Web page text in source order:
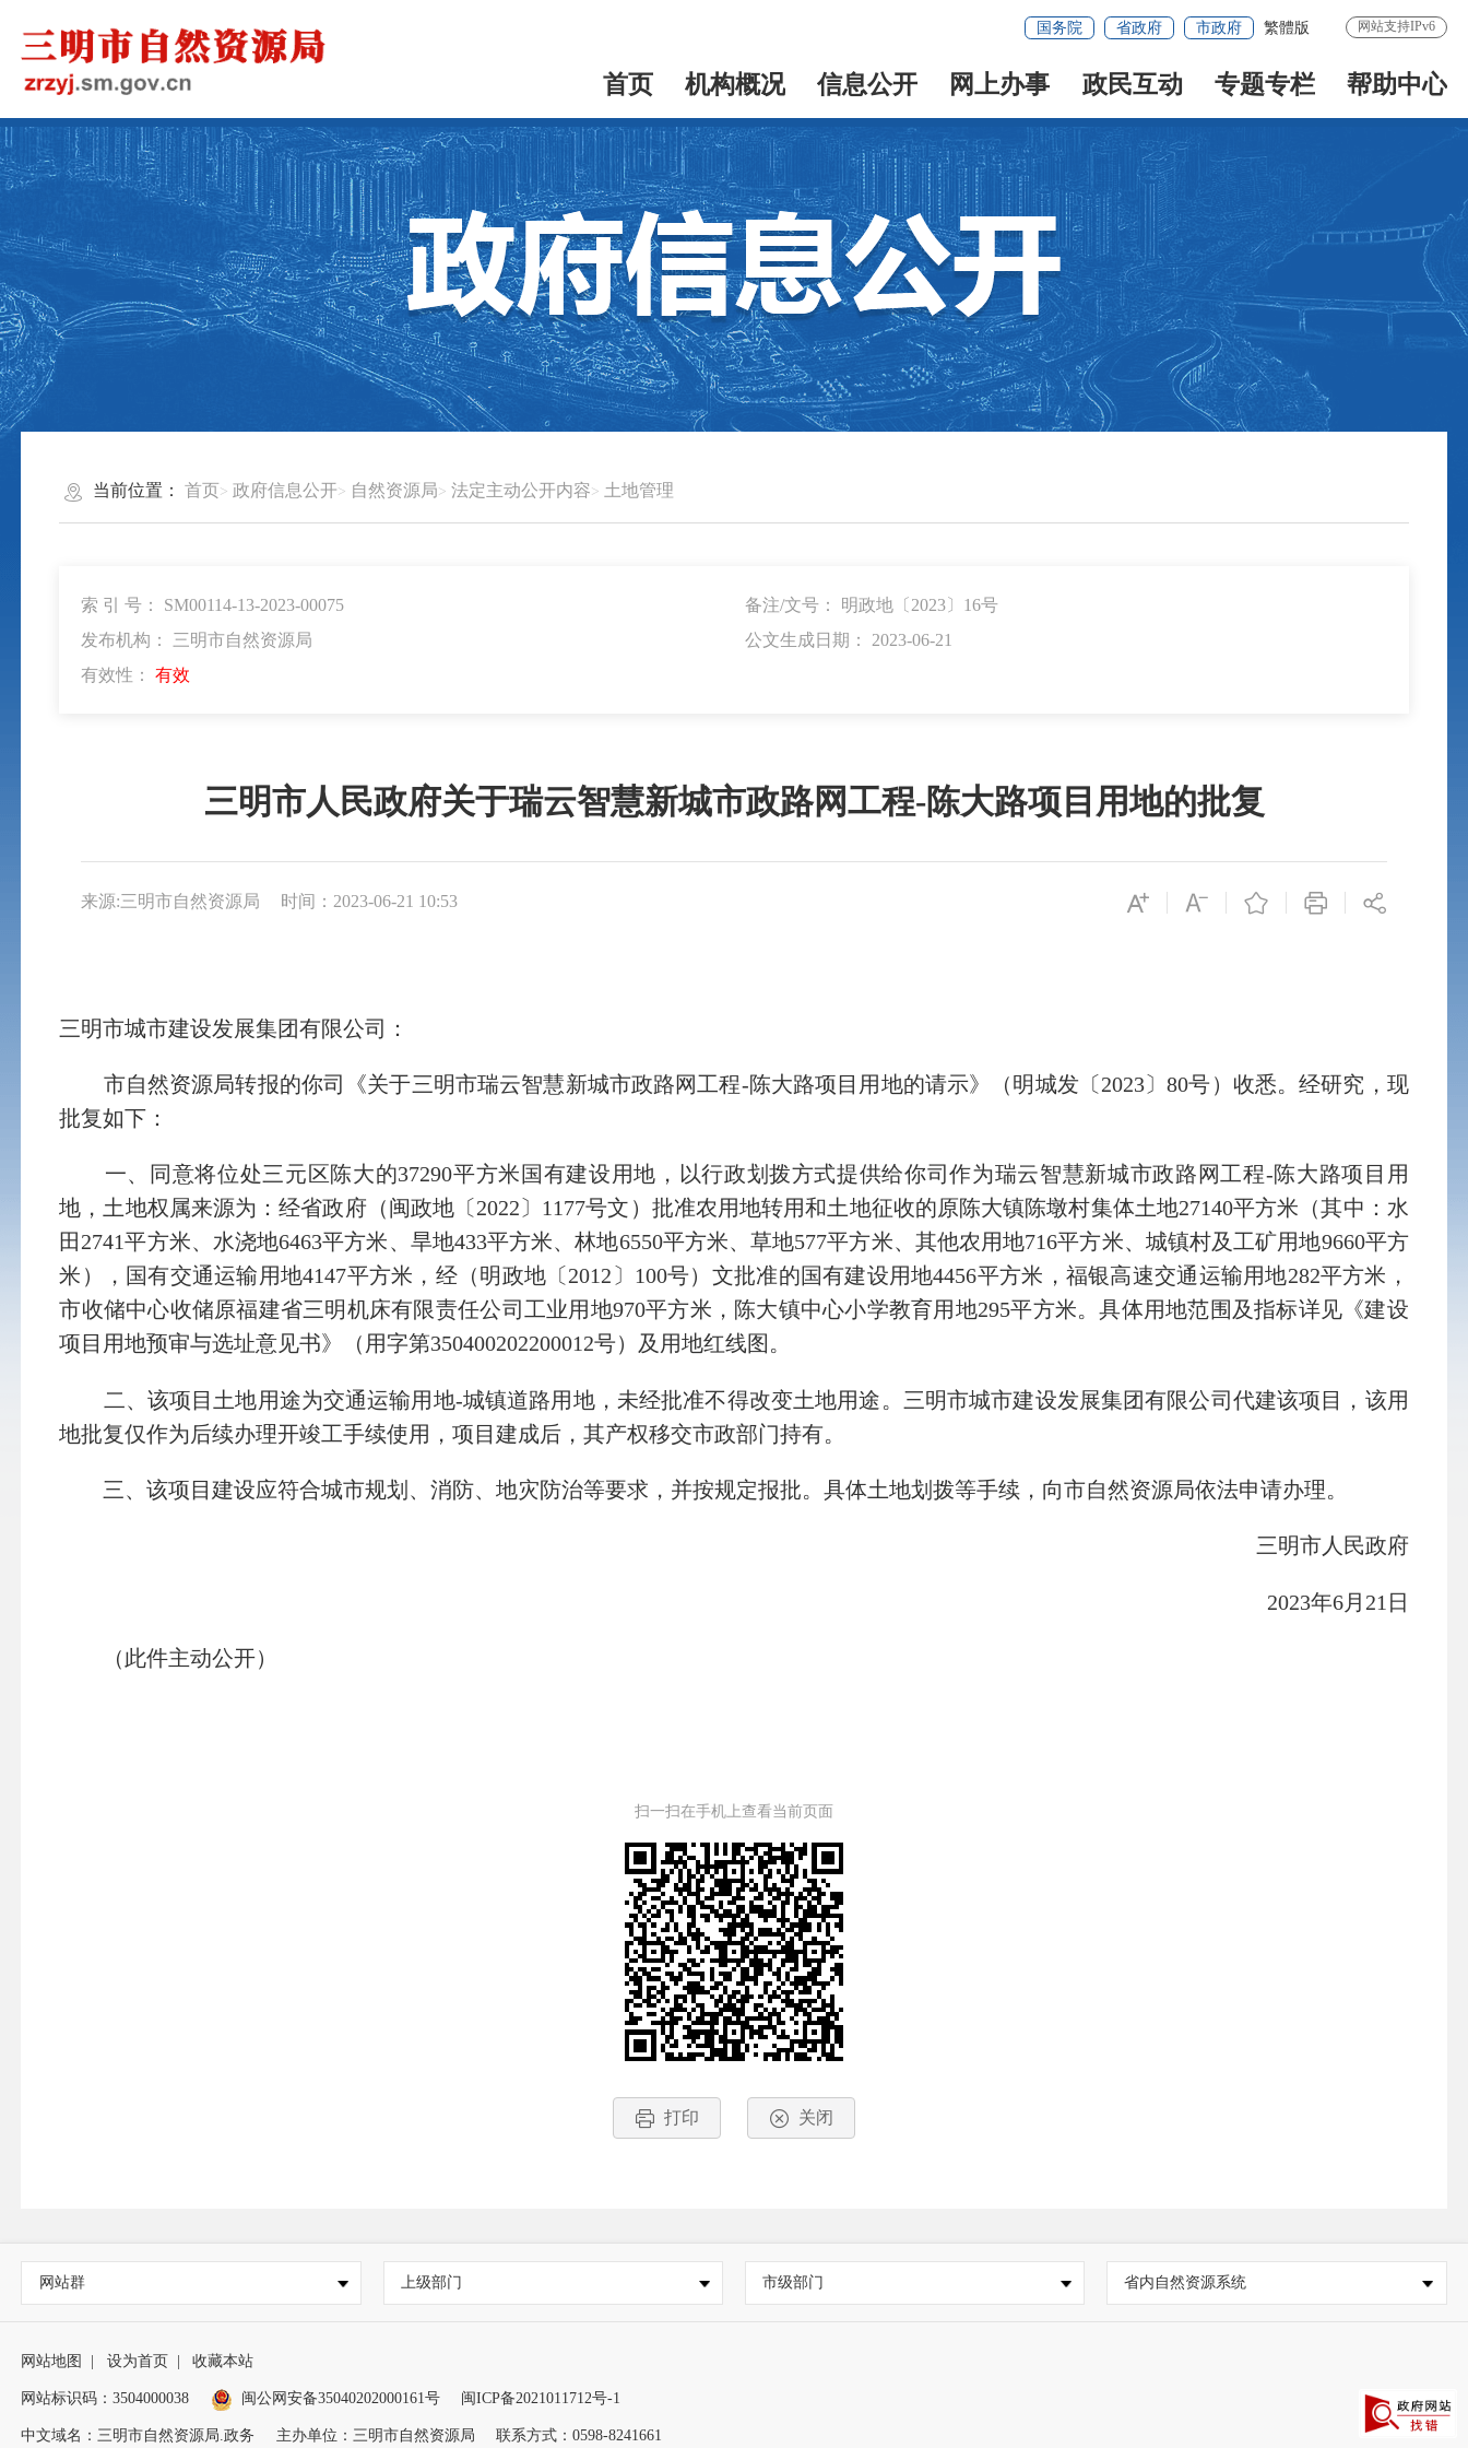
国务院 省政府 市政府 繁體版 网站支持IPv6
首页 机构概况 信息公开 网上办事 政民互动 专题专栏 帮助中心
当前位置： 首页 政府信息公开 自然资源局 法定主动公开内容 土地管理
索 引 号： SM00114-13-2023-00075
备注/文号： 明政地〔2023〕16号
发布机构： 三明市自然资源局
公文生成日期： 2023-06-21
有效性：
有效
三明市人民政府关于瑞云智慧新城市政路网工程-陈大路项目用地的批复
来源:三明市自然资源局 时间：2023-06-21 10:53
三明市城市建设发展集团有限公司：
市自然资源局转报的你司《关于三明市瑞云智慧新城市政路网工程-陈大路项目用地的请示》（明城发〔2023〕80号）收悉。经研究，现
批复如下：
一、同意将位处三元区陈大的37290平方米国有建设用地，以行政划拨方式提供给你司作为瑞云智慧新城市政路网工程-陈大路项目用
地，土地权属来源为：经省政府（闽政地〔2022〕1177号文）批准农用地转用和土地征收的原陈大镇陈墩村集体土地27140平方米（其中：水
田2741平方米、水浇地6463平方米、旱地433平方米、林地6550平方米、草地577平方米、其他农用地716平方米、城镇村及工矿用地9660平方
米），国有交通运输用地4147平方米，经（明政地〔2012〕100号）文批准的国有建设用地4456平方米，福银高速交通运输用地282平方米，
市收储中心收储原福建省三明机床有限责任公司工业用地970平方米，陈大镇中心小学教育用地295平方米。具体用地范围及指标详见《建设
项目用地预审与选址意见书》（用字第350400202200012号）及用地红线图。
二、该项目土地用途为交通运输用地-城镇道路用地，未经批准不得改变土地用途。三明市城市建设发展集团有限公司代建该项目，该用
地批复仅作为后续办理开竣工手续使用，项目建成后，其产权移交市政部门持有。
三、该项目建设应符合城市规划、消防、地灾防治等要求，并按规定报批。具体土地划拨等手续，向市自然资源局依法申请办理。
三明市人民政府
2023年6月21日
（此件主动公开）
扫一扫在手机上查看当前页面
打印 关闭
网站群 上级部门 市级部门 省内自然资源系统
网站地图 设为首页 收藏本站
网站标识码：3504000038 闽公网安备35040202000161号 闽ICP备2021011712号-1
中文域名：三明市自然资源局.政务 主办单位：三明市自然资源局 联系方式：0598-8241661